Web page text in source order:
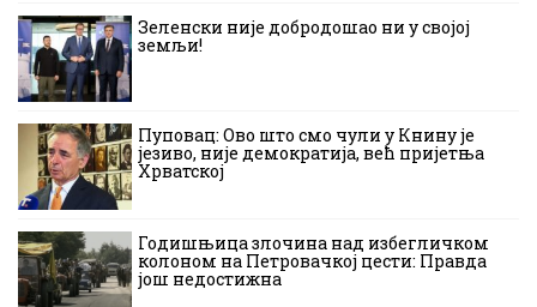
Зеленски није добродошао ни у својој
земљи!
Пуповац: Ово што смо чули у Книну је
језиво, није демократија, већ пријетња
Хрватској
Годишњица злочина над избегличком
колоном на Петровачкој цести: Правда
још недостижна